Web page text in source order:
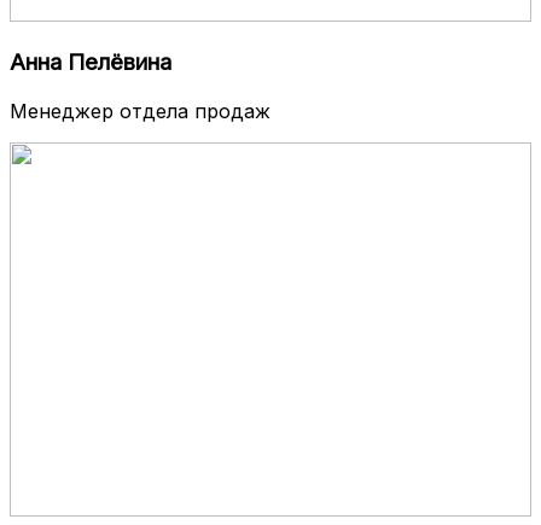
Анна Пелёвина
Менеджер отдела продаж